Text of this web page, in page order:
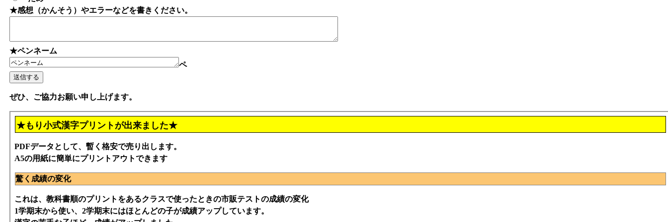
★感想（かんそう）やエラーなどを書きください。
★ペンネーム
ペ
ぜひ、ご協力お願い申し上げます。